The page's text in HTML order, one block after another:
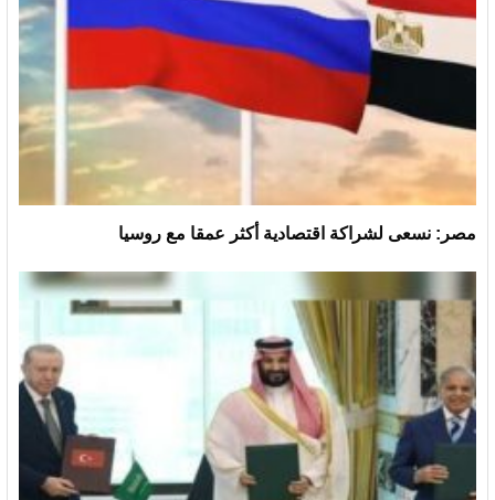
مصر: نسعى لشراكة اقتصادية أكثر عمقا مع روسيا